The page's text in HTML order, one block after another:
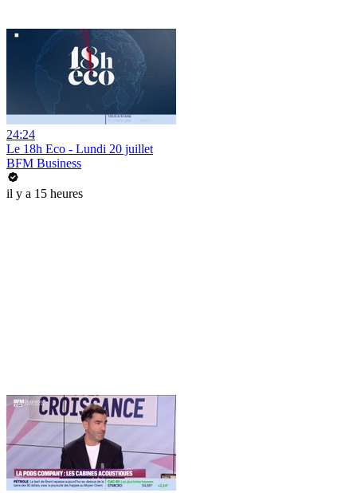
24:24
Le 18h Eco - Lundi 20 juillet
BFM Business
il y a 15 heures